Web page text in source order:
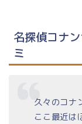
名探偵コナ
ミ
久々のコナ
ここ最近は